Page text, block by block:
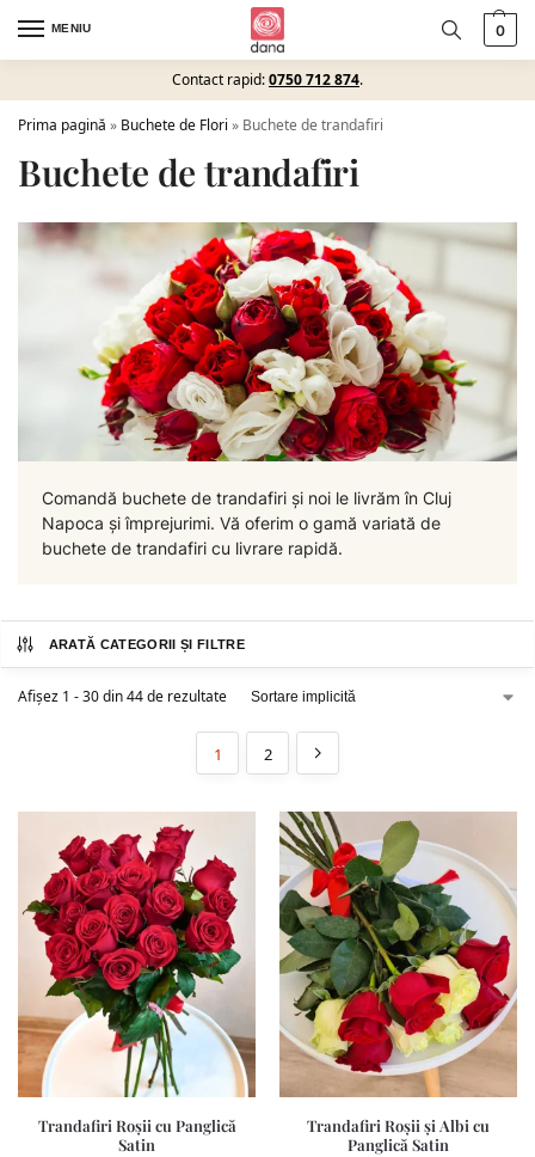
MENIU 0
Contact rapid:0750 712 874.
Prima pagină » Buchete de Flori » Buchete de trandafiri
Buchete de trandafiri
Comandă buchete de trandafiri și noi le livrăm în Cluj
Napoca și împrejurimi. Vă oferim o gamă variată de
buchete de trandafiri cu livrare rapidă.
ARATĂ CATEGORII ȘI FILTRE
Afișez 1 - 30 din 44 de rezultate
1 2
Trandafiri Roșii cu Panglică
Satin
Trandafiri Roșii și Albi cu
Panglică Satin